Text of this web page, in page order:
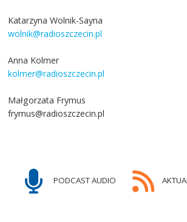
Katarzyna Wolnik-Sayna
wolnik@radioszczecin.pl
Anna Kolmer
kolmer@radioszczecin.pl
Małgorzata Frymus
frymus@radioszczecin.pl
PODCAST AUDIO